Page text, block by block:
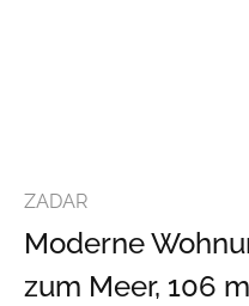
ZADAR
Moderne
zum Meer, 106